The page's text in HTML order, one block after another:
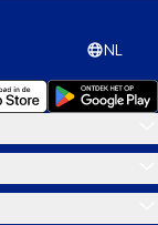
NL